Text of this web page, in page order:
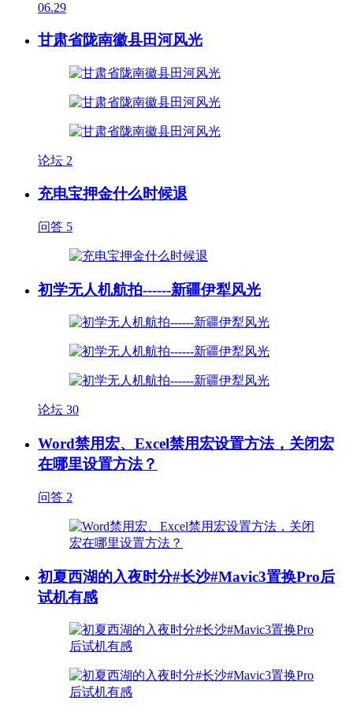
06.29
甘肃省陇南徽县田河风光
论坛 2
充电宝押金什么时候退
问答 5
初学无人机航拍------新疆伊犁风光
论坛 30
Word禁用宏、Excel禁用宏设置方法，关闭宏
在哪里设置方法？
问答 2
初夏西湖的入夜时分#长沙#Mavic3置换Pro后
试机有感